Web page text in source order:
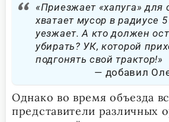
«Приезжает «хапуга» для
хватает мусор в радиусе
уезжает. А кто должен
убирать? УК, которой
подгонять свой трактор!»
добавил
Однако во время объезда
представители различных